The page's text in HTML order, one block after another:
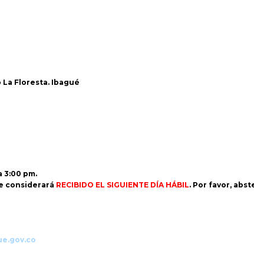
La Floresta. Ibagué
3:00 pm.
considerará RECIBIDO EL SIGUIENTE DÍA HÁBIL. Por favor,